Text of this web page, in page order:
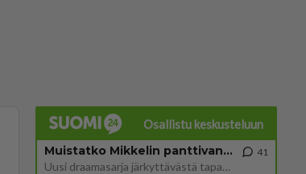
Osallistu keskusteluun
Muistatko Mikkelin panttivankidraaman?
Uusi draamasarja järkyttävästä tapauksesta on tulossa. Tositapahtumiin perustuva sarja ammentaa vuoden 1986 Mikkelin pan
41